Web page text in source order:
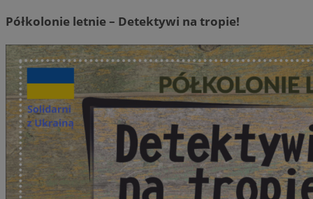
Półkolonie letnie – Detektywi na tropie!